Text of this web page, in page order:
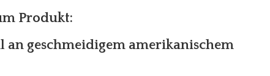
Produkt:
an geschmeidigem amerikanischem